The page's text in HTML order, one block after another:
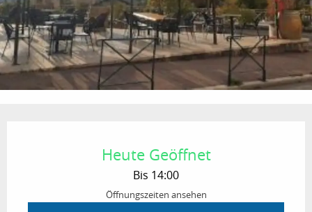
Heute Geöffnet
Bis 14:00
Öffnungszeiten ansehen